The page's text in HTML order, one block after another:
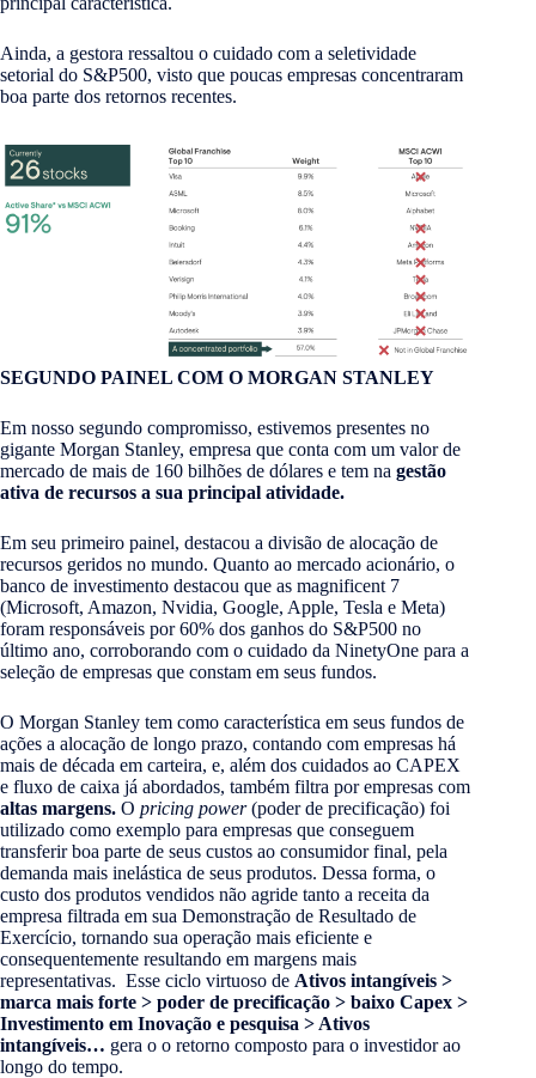
Ainda, a gestora ressaltou o cuidado com a seletividade
setorial do S&P500, visto que poucas empresas concentraram
boa parte dos retornos recentes.
SEGUNDO PAINEL COM O MORGAN STANLEY
Em nosso segundo compromisso, estivemos presentes no
gigante Morgan Stanley, empresa que conta com um valor de
mercado de mais de 160 bilhões de dólares e tem na gestão
ativa de recursos a sua principal atividade.
Em seu primeiro painel, destacou a divisão de alocação de
recursos geridos no mundo. Quanto ao mercado acionário, o
banco de investimento destacou que as magnificent 7
(Microsoft, Amazon, Nvidia, Google, Apple, Tesla e Meta)
foram responsáveis por 60% dos ganhos do S&P500 no
último ano, corroborando com o cuidado da NinetyOne para a
seleção de empresas que constam em seus fundos.
O Morgan Stanley tem como característica em seus fundos de
ações a alocação de longo prazo, contando com empresas há
mais de década em carteira, e, além dos cuidados ao CAPEX
e fluxo de caixa já abordados, também filtra por empresas com
altas margens. O pricing power(poder de precificação) foi
utilizado como exemplo para empresas que conseguem
transferir boa parte de seus custos ao consumidor final, pela
demanda mais inelástica de seus produtos. Dessa forma, o
custo dos produtos vendidos não agride tanto a receita da
empresa filtrada em sua Demonstração de Resultado de
Exercício, tornando sua operação mais eficiente e
consequentemente resultando em margens mais
representativas. Esse ciclo virtuoso de Ativos intangíveis >
marca mais forte > poder de precificação > baixo Capex >
Investimento em Inovação e pesquisa > Ativos
intangíveis… gera o o retorno composto para o investidor ao
longo do tempo.